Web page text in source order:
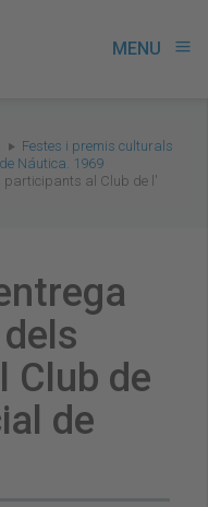
MENU menu
Festes i premis culturals
Náutica. 1969
participants al Club de l'
Club de
de